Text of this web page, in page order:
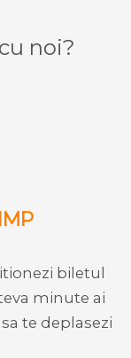
noi?
biletul
minute ai
te deplasezi